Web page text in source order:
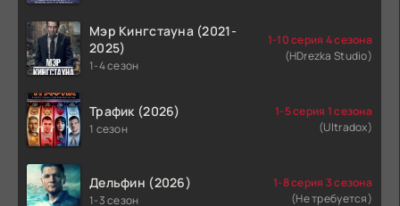
Мэр Кингстауна (2021-
2025)
1-4 сезон
1-10 серия 4 сезона
(HDrezka Studio)
Трафик (2026)
1 сезон
1-5 серия 1 сезона
(Ultradox)
Дельфин (2026)
1-3 сезон
1-8 серия 3 сезона
(Не требуется)